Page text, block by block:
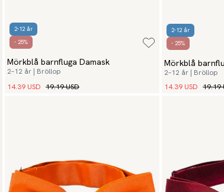
2-12 år
- 25%
Mörkblå barnfluga Damask
2–12 år | Bröllop
14.39 USD 19.19 USD
2-12 år
- 25%
Mörkblå
2–12 år | Bröllop
14.39 USD 19.19